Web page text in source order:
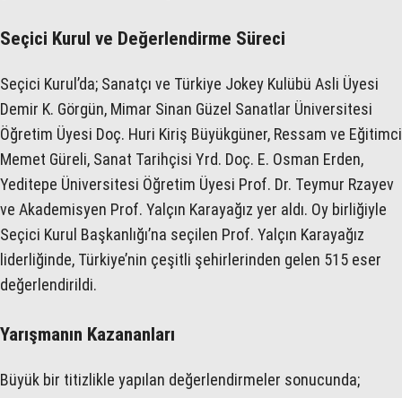
Facebook
Instagram
Youtube
Seçici Kurul ve Değerlendirme Süreci
Seçici Kurul’da; Sanatçı ve Türkiye Jokey Kulübü Asli Üyesi
Demir K. Görgün, Mimar Sinan Güzel Sanatlar Üniversitesi
Öğretim Üyesi Doç. Huri Kiriş Büyükgüner, Ressam ve Eğitimci
Memet Güreli, Sanat Tarihçisi Yrd. Doç. E. Osman Erden,
Yeditepe Üniversitesi Öğretim Üyesi Prof. Dr. Teymur Rzayev
ve Akademisyen Prof. Yalçın Karayağız yer aldı. Oy birliğiyle
Seçici Kurul Başkanlığı’na seçilen Prof. Yalçın Karayağız
liderliğinde, Türkiye’nin çeşitli şehirlerinden gelen 515 eser
değerlendirildi.
Yarışmanın Kazananları
Büyük bir titizlikle yapılan değerlendirmeler sonucunda;